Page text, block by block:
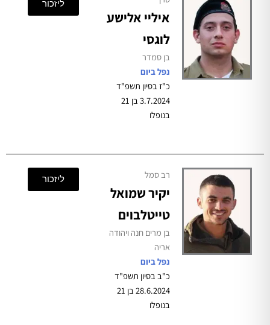
איליי אלישע
לוגסי
בן סמדר
נפל ביום
כ"ז בסיון תשפ"ד
3.7.2024 בן 21
רב סמל
יקיר שמואל
טייטלבוים
בן מרים חנה ויהודה
אריה
כ"ב בסיון תשפ"ד
28.6.2024 בן 21